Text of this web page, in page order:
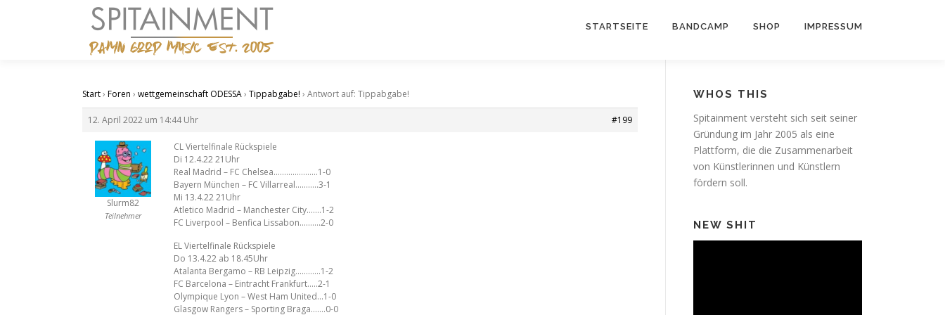
STARTSEITE BANDCAMP SHOP IMPRESSUM
Start› Foren › wettgemeinschaft ODESSA› Tippabgabe! › Antwort auf: Tippabgabe!
12. April 2022 um 14:44 Uhr #199
Slurm82
Teilnehmer
CL Viertelfinale Rückspiele
Di 12.4.22 21Uhr
Real Madrid – FC Chelsea…………………1-0
Bayern München – FC Villarreal………..3-1
Mi 13.4.22 21Uhr
Atletico Madrid – Manchester City…….1-2
FC Liverpool – Benfica Lissabon……….2-0
EL Viertelfinale Rückspiele
Do 13.4.22 ab 18.45Uhr
Atalanta Bergamo – RB Leipzig…………1-2
FC Barcelona – Eintracht Frankfurt…..2-1
Olympique Lyon – West Ham United…1-0
Glasgow Rangers – Sporting Braga…….0-0
WHOS THIS
Spitainment versteht sich seit seiner
Gründung im Jahr 2005 als eine
Plattform, die die Zusammenarbeit
von Künstlerinnen und Künstlern
fördern soll.
NEW SHIT